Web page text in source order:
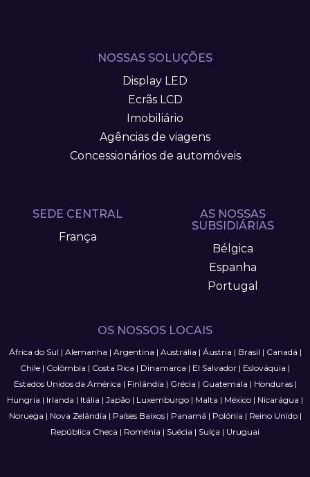
NOSSAS SOLUÇÕES
Display LED
Ecrãs LCD
Imobiliário
Agências de viagens
Concessionários de automóveis
SEDE CENTRAL
França
AS NOSSAS
SUBSIDIÁRIAS
Bélgica
Espanha
Portugal
OS NOSSOS LOCAIS
África do Sul | Alemanha | Argentina | Austrália | Áustria | Brasil | Canadá |
Chile | Colômbia | Costa Rica | Dinamarca | El Salvador | Eslováquia |
Estados Unidos da América | Finlândia | Grécia | Guatemala | Honduras|
Hungria | Irlanda | Itália | Japão | Luxemburgo | Malta | México | Nicarágua |
Noruega | Nova Zelândia | Países Baixos| Panamá | Polónia | Reino Unido|
República Checa | Roménia | Suécia | Suíça | Uruguai